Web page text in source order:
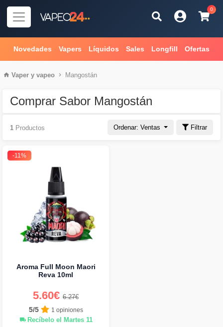
0
Novedades Vapers Líquidos Sales Longfill Ofertas
Vaper y vapeo Mangostán
Comprar Sabor Mangostán
Ordenar: Ventas Filtrar
1 Productos
-11%
Aroma Full Moon Maori
Reva 10ml
5.60€ 6.27€
5/5 1 opiniones
Recíbelo el Martes 11